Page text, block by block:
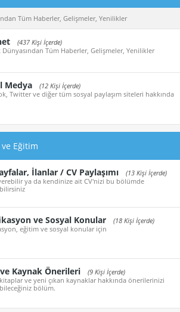
Tüm Haberler, Gelişmeler, Yenilikler
(437 Kişi İçerde)
Tüm Haberler, Gelişmeler, Yenilikler
Medya
(12 Kişi İçerde)
Twitter ve diğer tüm sosyal paylaşım siteleri hakkında
Eğitim
İlanlar / CV Paylaşımı
(13 Kişi İçerde)
ya da kendinize ait CV'nizi bu bölümde
ve Sosyal Konular
(18 Kişi İçerde)
eğitim ve sosyal konular için
Kaynak Önerileri
(9 Kişi İçerde)
ve yeni çıkan kaynaklar hakkında önerilerinizi
bölüm.